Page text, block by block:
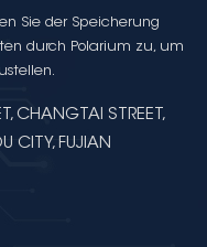
Sie der Speicherung
durch Polarium zu, um
CHANGTAI STREET,
CITY, FUJIAN